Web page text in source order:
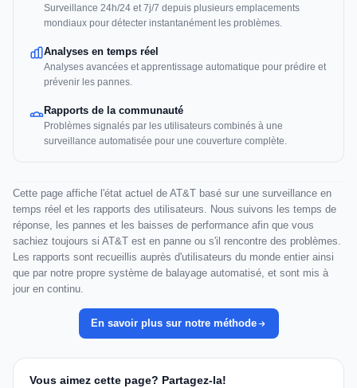
Surveillance 24h/24 et 7j/7 depuis plusieurs emplacements
mondiaux pour détecter instantanément les problèmes.
Analyses en temps réel
Analyses avancées et apprentissage automatique pour prédire et
prévenir les pannes.
Rapports de la communauté
Problèmes signalés par les utilisateurs combinés à une
surveillance automatisée pour une couverture complète.
Cette page affiche l'état actuel de AT&T basé sur une surveillance en
temps réel et les rapports des utilisateurs. Nous suivons les temps de
réponse, les pannes et les baisses de performance afin que vous
sachiez toujours si AT&T est en panne ou s'il rencontre des problèmes.
Les rapports sont recueillis auprès d'utilisateurs du monde entier ainsi
que par notre propre système de balayage automatisé, et sont mis à
jour en continu.
En savoir plus sur notre méthode
Vous aimez cette page? Partagez-la!